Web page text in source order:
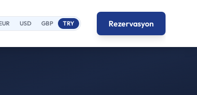
USD GBP TRY Rezervasyon